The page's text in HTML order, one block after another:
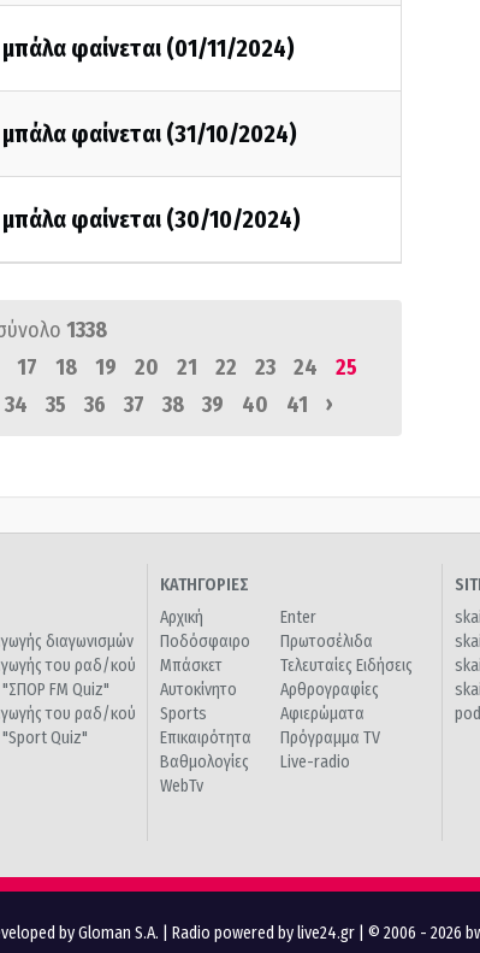
φαίνεται (01/11/2024)
φαίνεται (31/10/2024)
φαίνεται (30/10/2024)
1338
17 18 19 20 21 22 23 24
25
34 35 36 37 38 39 40 41 ›
διαγωνισμών
του ραδ/κού
"ΣΠΟΡ FM Quiz"
του ραδ/κού
"Sport Quiz"
ΚΑΤΗΓΟΡΙΕΣ
Αρχική
Ποδόσφαιρο
Μπάσκετ
Αυτοκίνητο
Sports
Επικαιρότητα
Βαθμολογίες
WebTv
Enter
Πρωτοσέλιδα
Τελευταίες Ειδήσεις
Αρθρογραφίες
Αφιερώματα
Πρόγραμμα TV
Live-radio
by Gloman S.A. Radio powered by live24.gr | © 2006 - 2026